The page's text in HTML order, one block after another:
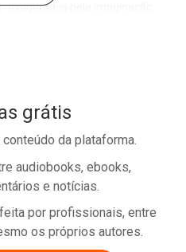
exagerados pela imaginação.
o melhor preservativo contra as
que não passa de crendice.
grátis
da plataforma.
audiobooks, ebooks,
e notícias.
por profissionais, entre
os próprios autores.